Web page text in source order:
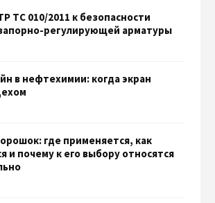
ТС 010/2011 к безопасности
регулирующей арматуры
в нефтехимии: когда экран
где применяется, как
и почему к его выбору относятся